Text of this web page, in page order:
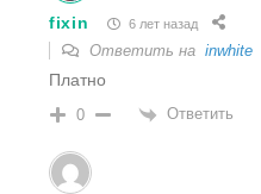
fixin 6 лет назад
Ответить на inwhite
Платно
0 Ответить